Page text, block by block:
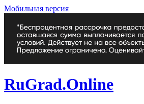
Мобильная версия
RuGrad.Online